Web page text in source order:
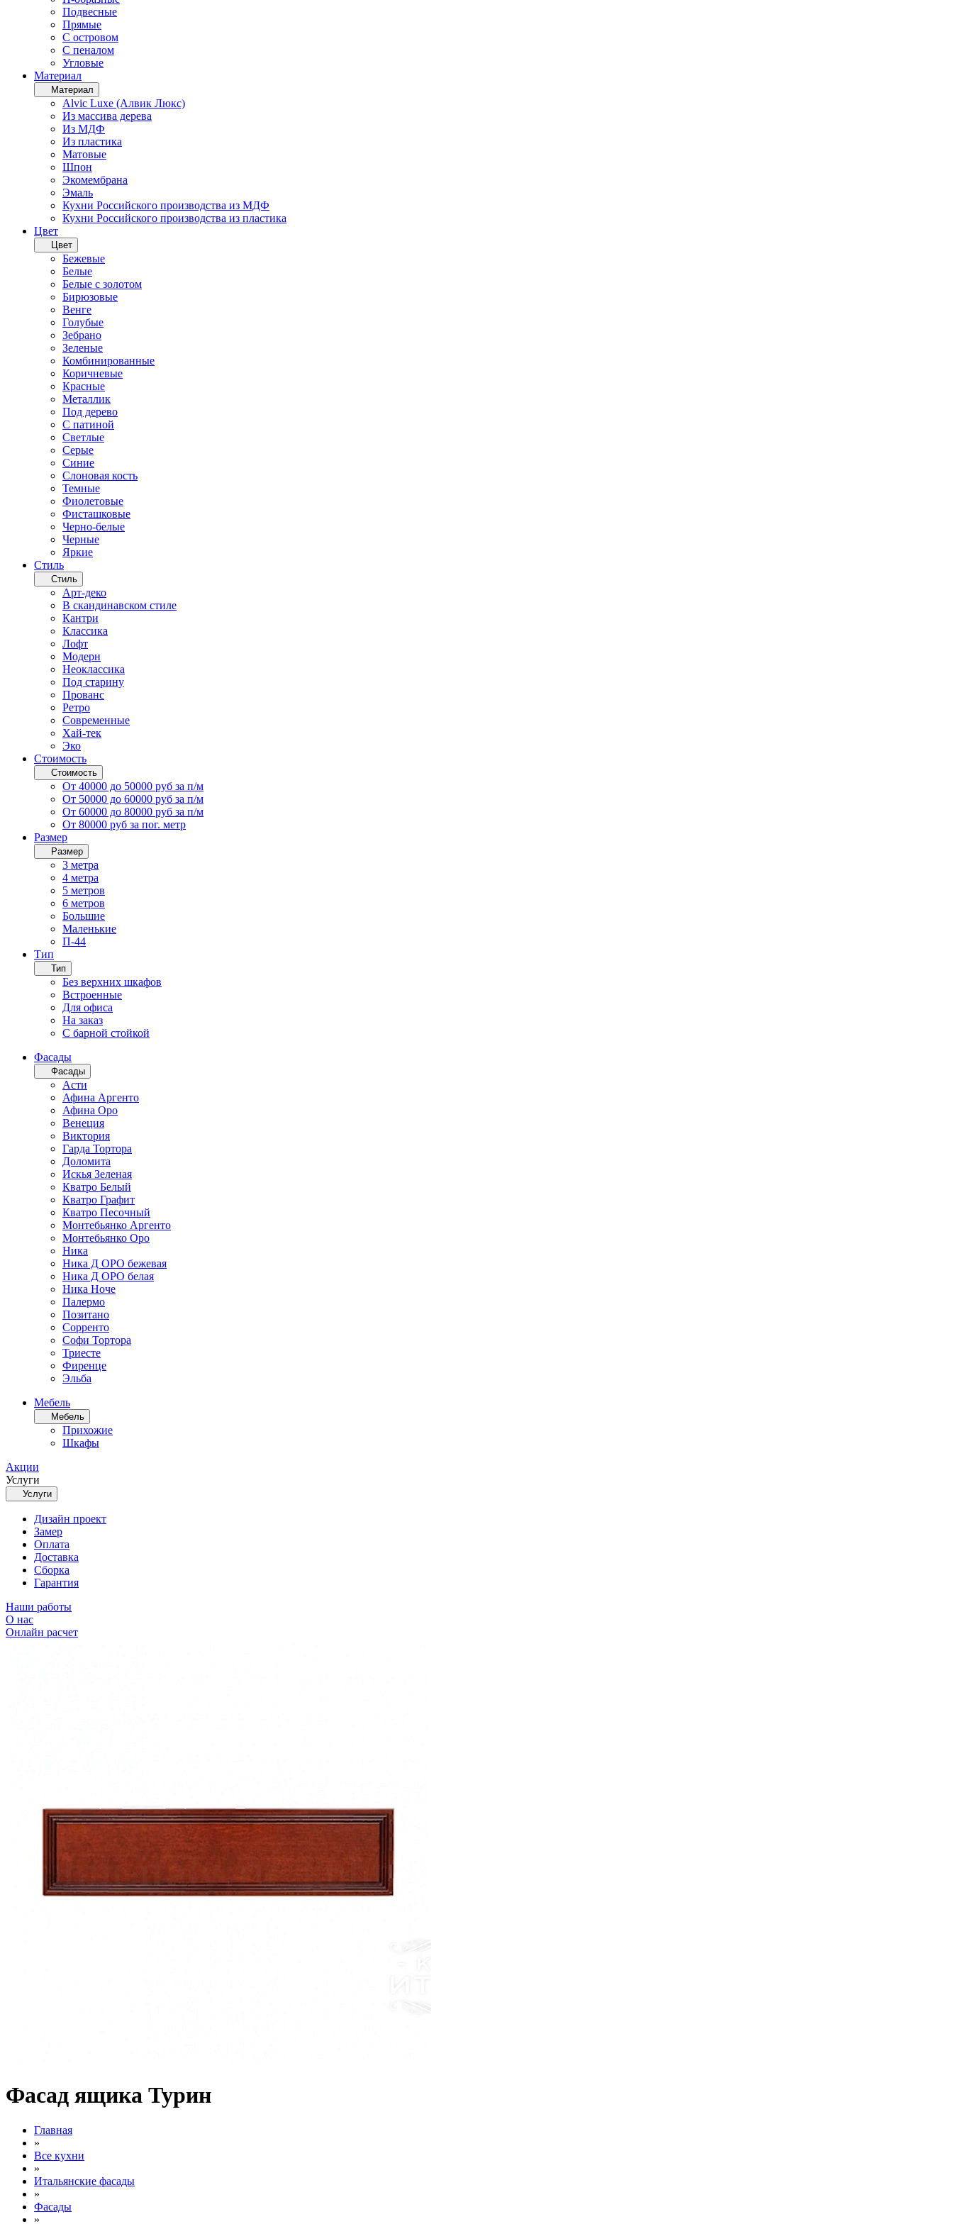
Подвесные
Прямые
С островом
С пеналом
Угловые
Материал
Материал
Alvic Luxe (Алвик Люкс)
Из массива дерева
Из МДФ
Из пластика
Матовые
Шпон
Экомембрана
Эмаль
Кухни Российского производства из МДФ
Кухни Российского производства из пластика
Цвет
Цвет
Бежевые
Белые
Белые с золотом
Бирюзовые
Венге
Голубые
Зебрано
Зеленые
Комбинированные
Коричневые
Красные
Металлик
Под дерево
С патиной
Светлые
Серые
Синие
Слоновая кость
Темные
Фиолетовые
Фисташковые
Черно-белые
Черные
Яркие
Стиль
Стиль
Арт-деко
В скандинавском стиле
Кантри
Классика
Лофт
Модерн
Неоклассика
Под старину
Прованс
Ретро
Современные
Хай-тек
Эко
Стоимость
Стоимость
От 40000 до 50000 руб за п/м
От 50000 до 60000 руб за п/м
От 60000 до 80000 руб за п/м
От 80000 руб за пог. метр
Размер
Размер
3 метра
4 метра
5 метров
6 метров
Большие
Маленькие
П-44
Тип
Тип
Без верхних шкафов
Встроенные
Для офиса
На заказ
С барной стойкой
Фасады
Фасады
Асти
Афина Аргенто
Афина Оро
Венеция
Виктория
Гарда Тортора
Доломита
Искья Зеленая
Кватро Белый
Кватро Графит
Кватро Песочный
Монтебьянко Аргенто
Монтебьянко Оро
Ника
Ника Д ОРО бежевая
Ника Д ОРО белая
Ника Ноче
Палермо
Позитано
Сорренто
Софи Тортора
Триесте
Фиренце
Эльба
Мебель
Мебель
Прихожие
Шкафы
Акции
Услуги
Услуги
Дизайн проект
Замер
Оплата
Доставка
Сборка
Гарантия
Наши работы
О нас
Онлайн расчет
Фасад ящика Турин
Главная
»
Все кухни
»
Итальянские фасады
»
Фасады
»